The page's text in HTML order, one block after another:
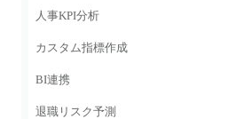
人事KPI分析
カスタム指標作成
BI連携
退職リスク予測